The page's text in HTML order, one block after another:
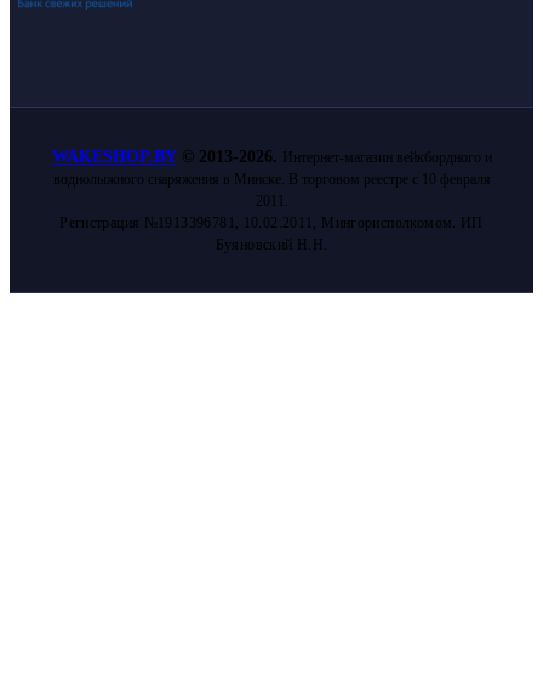
WAKESHOP.BY © 2013-2026.
Интернет-магазин вейкбордного и
воднолыжного снаряжения в Минске. В торговом реестре с 10 февраля
2011.
Регистрация №1913396781, 10.02.2011, Мингорисполкомом. ИП
Буяновский Н.Н.